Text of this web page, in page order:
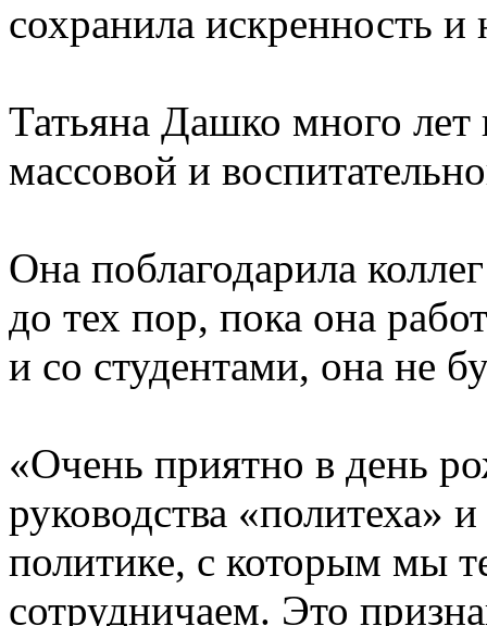
сохранила искренность и
Татьяна Дашко много лет
массовой и
Она поблагодарила
до тех пор, пока она
и со студентами, она не
«Очень приятно в день
руководства «политеха»
политике, с которым мы
сотрудничаем. Это